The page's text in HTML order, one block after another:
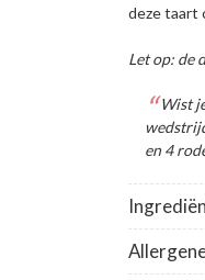
deze taart
Let op: de
Wist
en 4